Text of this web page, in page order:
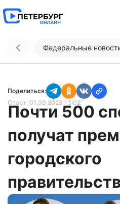
Федеральные
Поделиться:
Спорт, 01.09.2023 13:02
Почти 500
получат
городского